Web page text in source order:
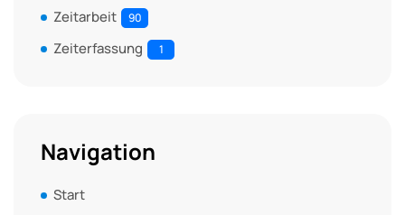
Zeitarbeit 90
Zeiterfassung 1
Navigation
Start